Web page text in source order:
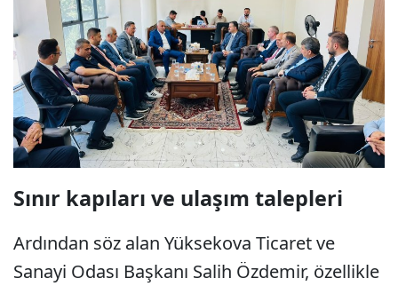
Sınır kapıları ve ulaşım talepleri
Ardından söz alan Yüksekova Ticaret ve
Sanayi Odası Başkanı Salih Özdemir, özellikle